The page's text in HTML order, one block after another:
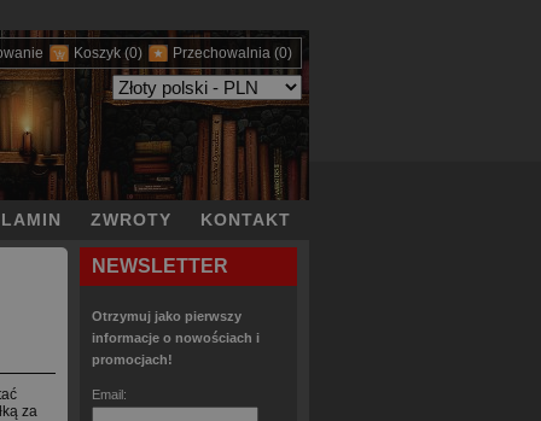
Koszyk (0) Przechowalnia (0)
ZWROTY KONTAKT
za
NEWSLETTER
Otrzymuj jako pierwszy
informacje o nowościach i
promocjach!
Email: